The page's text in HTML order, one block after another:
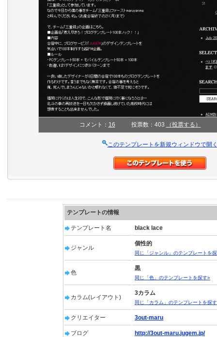
コメント： 16 投票数：403 （投票する）
このテンプレートを新規ウィンドウで開
テンプレートの情報
テンプレート名 black lace
ジャンル
個性的
同じ「ジャンル」のテンプレートを
色
黒
同じ「色」のテンプレートを探す»
カラム(レイアウト)
3カラム
同じ「カラム」のテンプレートを探
クリエイター 3out-maru
ブログ http://3out-maru.jugem.jp/